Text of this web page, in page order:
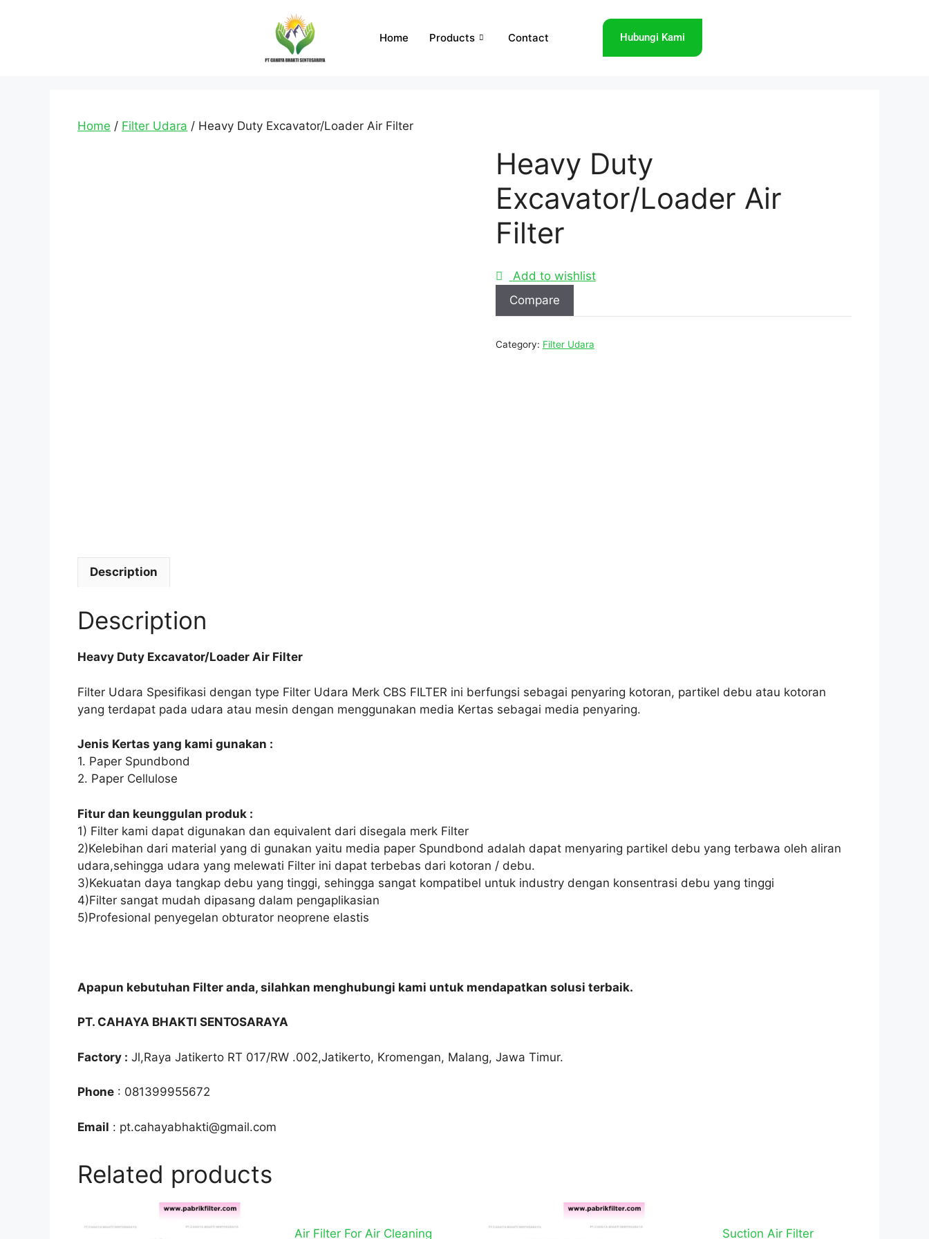
Home Products Contact Hubungi Kami
Home / Filter Udara / Heavy Duty Excavator/Loader Air Filter
Heavy Duty
Excavator/Loader Air
Filter
Add to wishlist
Compare
Category: Filter Udara
Description
Description
Heavy Duty Excavator/Loader Air Filter
Filter Udara Spesifikasi dengan type Filter Udara Merk CBS FILTER ini berfungsi sebagai penyaring kotoran, partikel debu atau kotoran
yang terdapat pada udara atau mesin dengan menggunakan media Kertas sebagai media penyaring.
Jenis Kertas yang kami gunakan :
1. Paper Spundbond
2. Paper Cellulose
Fitur dan keunggulan produk :
1) Filter kami dapat digunakan dan equivalent dari disegala merk Filter
2)Kelebihan dari material yang di gunakan yaitu media paper Spundbond adalah dapat menyaring partikel debu yang terbawa oleh aliran
udara,sehingga udara yang melewati Filter ini dapat terbebas dari kotoran / debu.
3)Kekuatan daya tangkap debu yang tinggi, sehingga sangat kompatibel untuk industry dengan konsentrasi debu yang tinggi
4)Filter sangat mudah dipasang dalam pengaplikasian
5)Profesional penyegelan obturator neoprene elastis
Apapun kebutuhan Filter anda, silahkan menghubungi kami untuk mendapatkan solusi terbaik.
PT. CAHAYA BHAKTI SENTOSARAYA
Factory : Jl,Raya Jatikerto RT 017/RW .002,Jatikerto, Kromengan, Malang, Jawa Timur.
Phone : 081399955672
Email : pt.cahayabhakti@gmail.com
Related products
Air Filter For Air Cleaning Suction Air Filter